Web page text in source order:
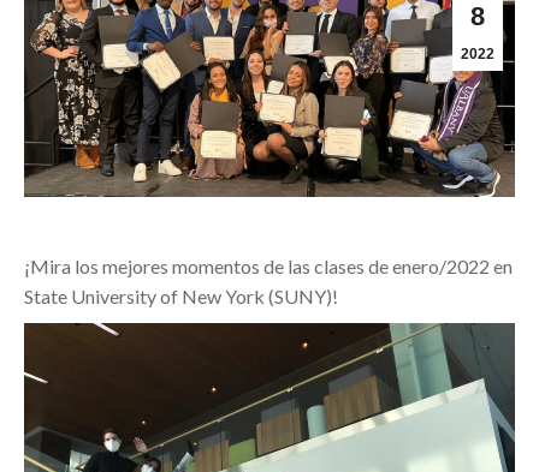
8
2022
¡Mira los mejores momentos de las clases de enero/2022 en
State University of New York (SUNY)!